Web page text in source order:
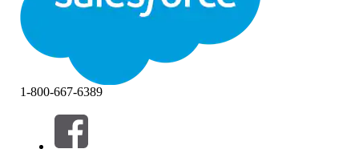
필터 (0)
1-800-667-6389